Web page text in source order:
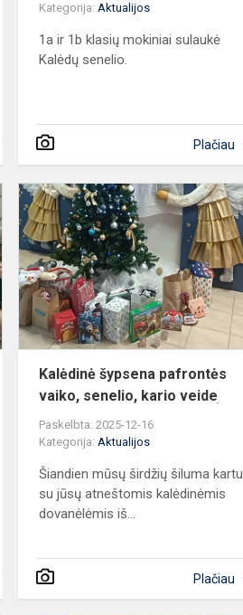
Kategorija:Aktualijos
1a ir 1b klasių mokiniai sulaukė
Kalėdų senelio.
Plačiau
Trečiokai
kuria
tvarias
Kalėdas
Kalėdinė šypsena pafrontės
vaiko, senelio, kario veideׅ
Paskelbta: 2025-12-16
Kategorija:Aktualijos
Šiandien mūsų širdžių šiluma kartu
su jūsų atneštomis kalėdinėmis
dovanėlėmis iš...
Plačiau